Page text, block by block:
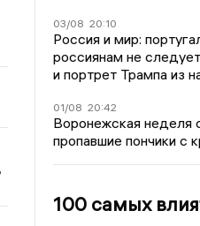
03/08 20:10
Россия и мир:
россиянам не
и портрет Трампа из
01/08 20:42
Воронежская неделя
пропавшие пончики с
100 самых